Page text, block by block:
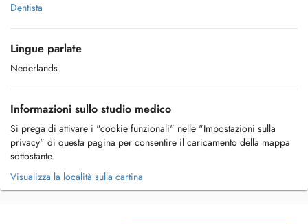
Dentista
Lingue parlate
Nederlands
Informazioni sullo studio medico
Si prega di attivare i "cookie funzionali" nelle "Impostazioni sulla
privacy" di questa pagina per consentire il caricamento della mappa
sottostante.
Visualizza la località sulla cartina